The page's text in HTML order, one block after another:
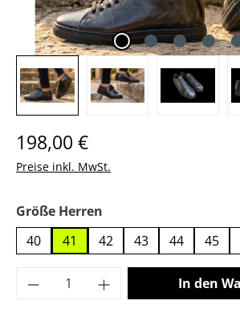
Regulärer Preis:
198,00 €
Preise inkl. MwSt.
Größe Herren
40
41 42 43 44 45
Produkt Anzahl: Gib den
In den